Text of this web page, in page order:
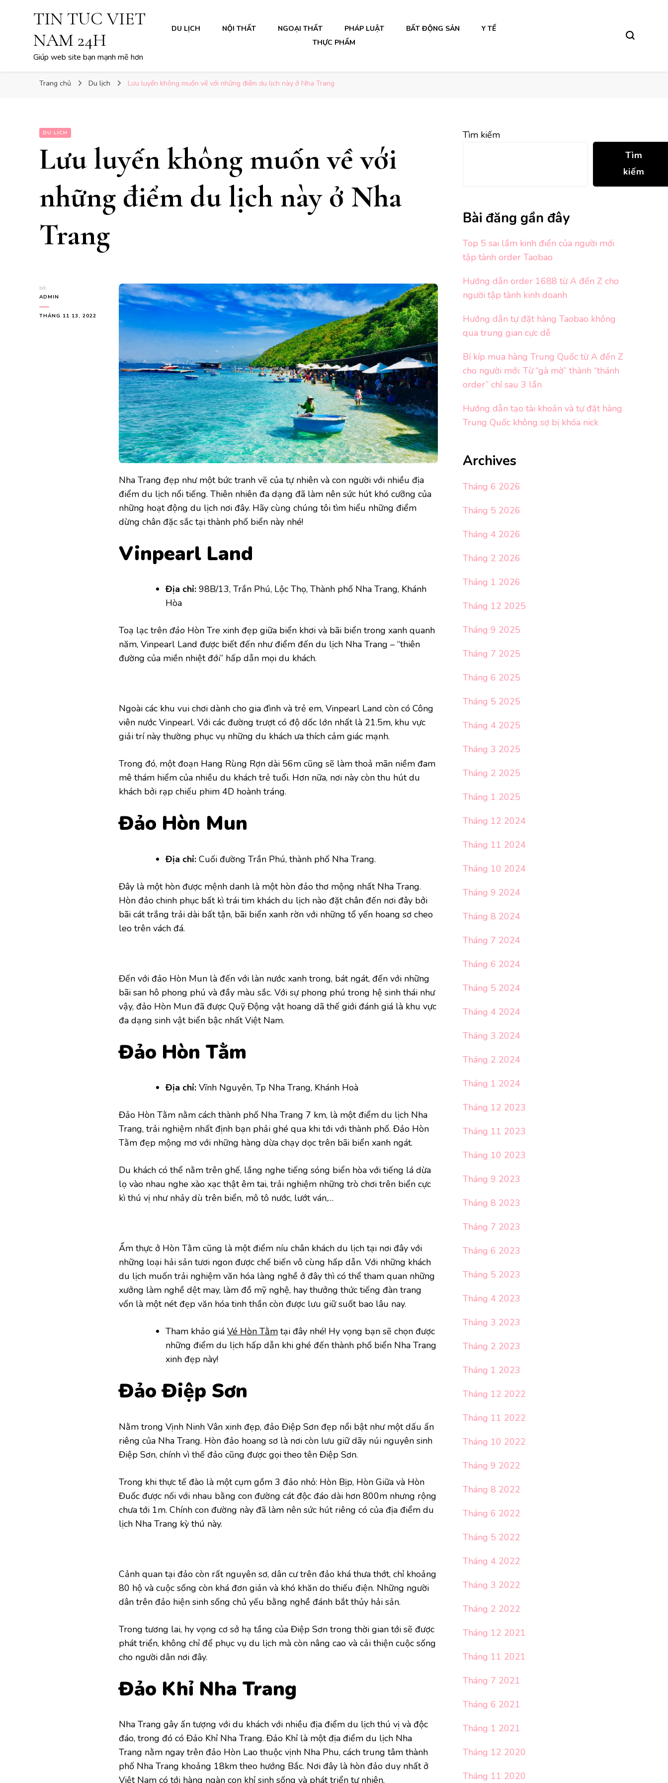
TIN TUC VIET
NAM 24H
Giúp web site bạn mạnh mẽ hơn
DU LỊCH NỘI THẤT NGOẠI THẤT PHÁP LUẬT BẤT ĐỘNG SẢN
Y TẾ
THỰC PHẨM
Trang chủ Du lịch Lưu luyến không muốn về với những điểm du lịch này ở Nha Trang
DU LỊCH
Lưu luyến không muốn về với
những điểm du lịch này ở Nha
Trang
bởi
ADMIN
THÁNG 11 13, 2022
Nha Trang đẹp như một bức tranh vẽ của tự nhiên và con người với nhiều địa
điểm du lịch nổi tiếng. Thiên nhiên đa dạng đã làm nên sức hút khó cưỡng của
những hoạt động du lịch nơi đây. Hãy cùng chúng tôi tìm hiểu những điểm
dừng chân đặc sắc tại thành phố biển này nhé!
Vinpearl Land
Địa chỉ: 98B/13, Trần Phú, Lộc Thọ, Thành phố Nha Trang, Khánh
Hòa
Toạ lạc trên đảo Hòn Tre xinh đẹp giữa biển khơi và bãi biển trong xanh quanh
năm, Vinpearl Land được biết đến như điểm đến du lịch Nha Trang – “thiên
đường của miền nhiệt đới” hấp dẫn mọi du khách.
Ngoài các khu vui chơi dành cho gia đình và trẻ em, Vinpearl Land còn có Công
viên nước Vinpearl. Với các đường trượt có độ dốc lớn nhất là 21.5m, khu vực
giải trí này thường phục vụ những du khách ưa thích cảm giác mạnh.
Trong đó, một đoạn Hang Rùng Rợn dài 56m cũng sẽ làm thoả mãn niềm đam
mê thám hiểm của nhiều du khách trẻ tuổi. Hơn nữa, nơi này còn thu hút du
khách bởi rạp chiếu phim 4D hoành tráng.
Đảo Hòn Mun
Địa chỉ: Cuối đường Trần Phú, thành phố Nha Trang.
Đây là một hòn được mệnh danh là một hòn đảo thơ mộng nhất Nha Trang.
Hòn đảo chinh phục bất kì trái tim khách du lịch nào đặt chân đến nơi đây bởi
bãi cát trắng trải dài bất tận, bãi biển xanh rờn với những tổ yến hoang sơ cheo
leo trên vách đá.
Đến với đảo Hòn Mun là đến với làn nước xanh trong, bát ngát, đến với những
bãi san hô phong phú và đầy màu sắc. Với sự phong phú trong hệ sinh thái như
vậy, đảo Hòn Mun đã được Quỹ Động vật hoang dã thế giới đánh giá là khu vực
đa dạng sinh vật biển bậc nhất Việt Nam.
Đảo Hòn Tằm
Địa chỉ: Vĩnh Nguyên, Tp Nha Trang, Khánh Hoà
Đảo Hòn Tằm nằm cách thành phố Nha Trang 7 km, là một điểm du lịch Nha
Trang, trải nghiệm nhất định bạn phải ghé qua khi tới với thành phố. Đảo Hòn
Tằm đẹp mộng mơ với những hàng dừa chạy dọc trên bãi biển xanh ngát.
Du khách có thể nằm trên ghế, lắng nghe tiếng sóng biển hòa với tiếng lá dừa
lọ vào nhau nghe xào xạc thật êm tai, trải nghiệm những trò chơi trên biển cực
kì thú vị như nhảy dù trên biển, mô tô nước, lướt ván,…
Ẩm thực ở Hòn Tằm cũng là một điểm níu chân khách du lịch tại nơi đây với
những loại hải sản tươi ngon được chế biến vô cùng hấp dẫn. Với những khách
du lịch muốn trải nghiệm văn hóa làng nghề ở đây thì có thể tham quan những
xưởng làm nghề dệt may, làm đồ mỹ nghệ, hay thưởng thức tiếng đàn trang
vốn là một nét đẹp văn hóa tinh thần còn được lưu giữ suốt bao lâu nay.
Tham khảo giá Vé Hòn Tằm tại đây nhé! Hy vọng bạn sẽ chọn được
những điểm du lịch hấp dẫn khi ghé đến thành phố biển Nha Trang
xinh đẹp này!
Đảo Điệp Sơn
Nằm trong Vịnh Ninh Vân xinh đẹp, đảo Điệp Sơn đẹp nổi bật như một dấu ấn
riêng của Nha Trang. Hòn đảo hoang sơ là nơi còn lưu giữ dãy núi nguyên sinh
Điệp Sơn, chính vì thế đảo cũng được gọi theo tên Điệp Sơn.
Trong khi thực tế đào là một cụm gồm 3 đảo nhỏ: Hòn Bịp, Hòn Giữa và Hòn
Đuốc được nối với nhau bằng con đường cát độc đáo dài hơn 800m nhưng rộng
chưa tới 1m. Chính con đường này đã làm nên sức hút riêng có của địa điểm du
lịch Nha Trang kỳ thú này.
Cảnh quan tại đảo còn rất nguyên sơ, dân cư trên đảo khá thưa thớt, chỉ khoảng
80 hộ và cuộc sống còn khá đơn giản và khó khăn do thiếu điện. Những người
dân trên đảo hiện sinh sống chủ yếu bằng nghề đánh bắt thủy hải sản.
Trong tương lai, hy vọng cơ sở hạ tầng của Điệp Sơn trong thời gian tới sẽ được
phát triển, không chỉ để phục vụ du lịch mà còn nâng cao và cải thiện cuộc sống
cho người dân nơi đây.
Đảo Khỉ Nha Trang
Nha Trang gây ấn tượng với du khách với nhiều địa điểm du lịch thú vị và độc
đáo, trong đó có Đảo Khỉ Nha Trang. Đảo Khỉ là một địa điểm du lịch Nha
Trang nằm ngay trên đảo Hòn Lao thuộc vịnh Nha Phu, cách trung tâm thành
phố Nha Trang khoảng 18km theo hướng Bắc. Nơi đây là hòn đảo duy nhất ở
Việt Nam có tới hàng ngàn con khỉ sinh sống và phát triển tự nhiên.
Tìm kiếm
Tìm
kiếm
Bài đăng gần đây
Top 5 sai lầm kinh điển của người mới
tập tành order Taobao
Hướng dẫn order 1688 từ A đến Z cho
người tập tành kinh doanh
Hướng dẫn tự đặt hàng Taobao không
qua trung gian cực dễ
Bí kíp mua hàng Trung Quốc từ A đến Z
cho người mới: Từ “gà mờ” thành “thánh
order” chỉ sau 3 lần
Hướng dẫn tạo tài khoản và tự đặt hàng
Trung Quốc không sợ bị khóa nick
Archives
Tháng 6 2026
Tháng 5 2026
Tháng 4 2026
Tháng 2 2026
Tháng 1 2026
Tháng 12 2025
Tháng 9 2025
Tháng 7 2025
Tháng 6 2025
Tháng 5 2025
Tháng 4 2025
Tháng 3 2025
Tháng 2 2025
Tháng 1 2025
Tháng 12 2024
Tháng 11 2024
Tháng 10 2024
Tháng 9 2024
Tháng 8 2024
Tháng 7 2024
Tháng 6 2024
Tháng 5 2024
Tháng 4 2024
Tháng 3 2024
Tháng 2 2024
Tháng 1 2024
Tháng 12 2023
Tháng 11 2023
Tháng 10 2023
Tháng 9 2023
Tháng 8 2023
Tháng 7 2023
Tháng 6 2023
Tháng 5 2023
Tháng 4 2023
Tháng 3 2023
Tháng 2 2023
Tháng 1 2023
Tháng 12 2022
Tháng 11 2022
Tháng 10 2022
Tháng 9 2022
Tháng 8 2022
Tháng 6 2022
Tháng 5 2022
Tháng 4 2022
Tháng 3 2022
Tháng 2 2022
Tháng 12 2021
Tháng 11 2021
Tháng 7 2021
Tháng 6 2021
Tháng 1 2021
Tháng 12 2020
Tháng 11 2020